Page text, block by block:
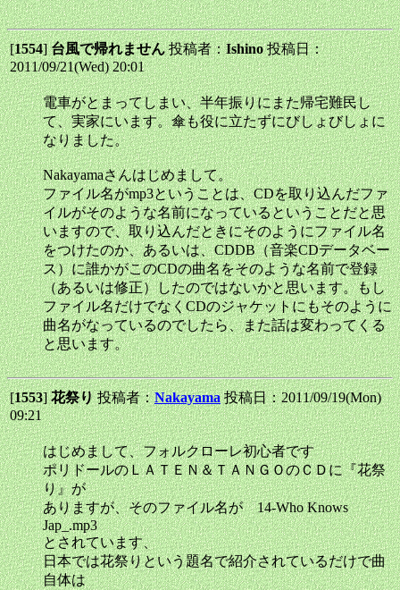
[1554]台風で帰れません投稿者：Ishino投稿日：
2011/09/21(Wed) 20:01
電車がとまってしまい、半年振りにまた帰宅難民し
て、実家にいます。傘も役に立たずにびしょびしょに
なりました。
Nakayamaさんはじめまして。
ファイル名がmp3ということは、CDを取り込んだファ
イルがそのような名前になっているということだと思
いますので、取り込んだときにそのようにファイル名
をつけたのか、あるいは、CDDB（音楽CDデータベー
ス）に誰かがこのCDの曲名をそのような名前で登録
（あるいは修正）したのではないかと思います。もし
ファイル名だけでなくCDのジャケットにもそのように
曲名がなっているのでしたら、また話は変わってくる
と思います。
[1553]花祭り投稿者：Nakayama 投稿日：2011/09/19(Mon)
09:21
はじめまして、フォルクローレ初心者です
ポリドールのＬＡＴＥＮ＆ＴＡＮＧＯのＣＤに『花祭
り』が
ありますが、そのファイル名が 14-Who Knows
Jap_.mp3
とされています、
日本では花祭りという題名で紹介されているだけで曲
自体は